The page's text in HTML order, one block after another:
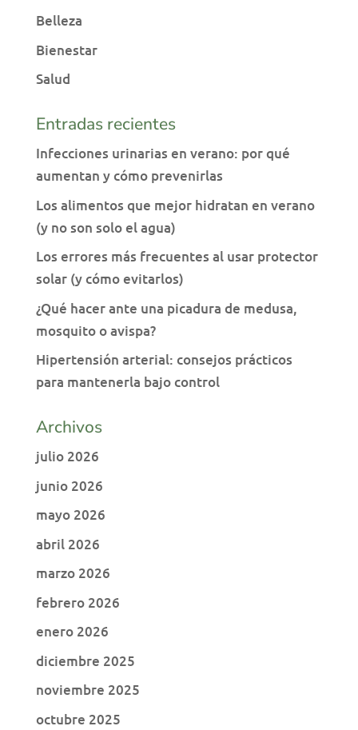
Belleza
Bienestar
Salud
Entradas recientes
Infecciones urinarias en verano: por qué
aumentan y cómo prevenirlas
Los alimentos que mejor hidratan en verano
(y no son solo el agua)
Los errores más frecuentes al usar protector
solar (y cómo evitarlos)
¿Qué hacer ante una picadura de medusa,
mosquito o avispa?
Hipertensión arterial: consejos prácticos
para mantenerla bajo control
Archivos
julio 2026
junio 2026
mayo 2026
abril 2026
marzo 2026
febrero 2026
enero 2026
diciembre 2025
noviembre 2025
octubre 2025